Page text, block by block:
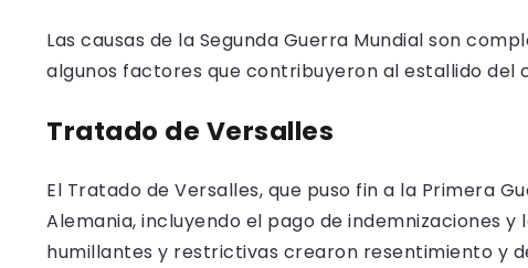
Las causas de la Segunda Guerra Mundial son
algunos factores que contribuyeron al estallido del
Tratado de Versalles
El Tratado de Versalles, que puso fin a la Primera
Alemania, incluyendo el pago de indemnizaciones
humillantes y restrictivas crearon resentimiento y